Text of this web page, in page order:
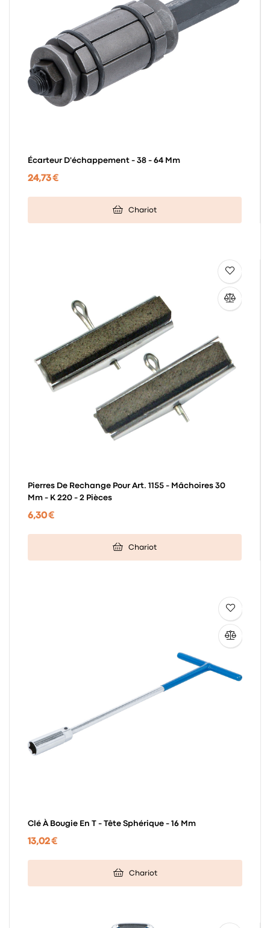
Écarteur D'échappement - 38 - 64 Mm
24,73 €
Chariot
Pierres De Rechange Pour Art. 1155 - Mâchoires 30
Mm - K 220 - 2 Pièces
6,30 €
Chariot
Clé À Bougie En T - Tête Sphérique - 16 Mm
13,02 €
Chariot